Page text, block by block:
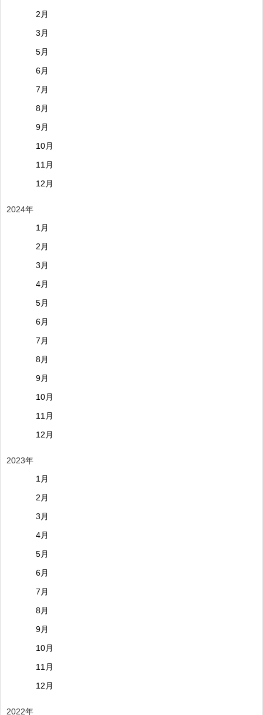
2月
3月
5月
6月
7月
8月
9月
10月
11月
12月
2024年
1月
2月
3月
4月
5月
6月
7月
8月
9月
10月
11月
12月
2023年
1月
2月
3月
4月
5月
6月
7月
8月
9月
10月
11月
12月
2022年